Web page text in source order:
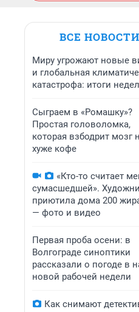
ВСЕ НОВОСТИ
Миру угрожают новые
и глобальная
катастрофа: итоги
Сыграем в «Ромашку»?
Простая головоломка,
которая взбодрит мозг
хуже кофе
«Кто-то считает
сумасшедшей».
приютила дома 200
— фото и видео
Первая проба осени: в
Волгограде синоптики
рассказали о погоде в
новой рабочей недели
Как снимают